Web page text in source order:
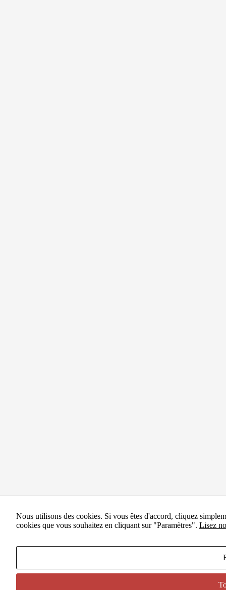
Nous utilisons des cookies. Si vous êtes d'accord, cliquez
cookies que vous souhaitez en cliquant sur "Paramètres". Lisez